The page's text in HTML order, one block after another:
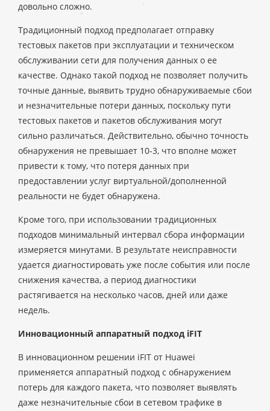
довольно сложно.
Традиционный подход предполагает отправку
тестовых пакетов при эксплуатации и техническом
обслуживании сети для получения данных о ее
качестве. Однако такой подход не позволяет получить
точные данные, выявить трудно обнаруживаемые сбои
и незначительные потери данных, поскольку пути
тестовых пакетов и пакетов обслуживания могут
сильно различаться. Действительно, обычно точность
обнаружения не превышает 10-3, что вполне может
привести к тому, что потеря данных при
предоставлении услуг виртуальной/дополненной
реальности не будет обнаружена.
Кроме того, при использовании традиционных
подходов минимальный интервал сбора информации
измеряется минутами. В результате неисправности
удается диагностировать уже после события или после
снижения качества, а период диагностики
растягивается на несколько часов, дней или даже
недель.
Инновационный аппаратный подход iFIT
В инновационном решении iFIT от Huawei
применяется аппаратный подход с обнаружением
потерь для каждого пакета, что позволяет выявлять
даже незначительные сбои в сетевом трафике в